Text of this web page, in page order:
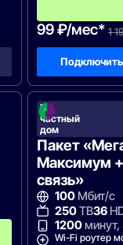
99 ₽/мес* 1
Подключить
Home
В
частный
дом
Пакет
Максимум
связь»
100Мбит/с
250ТВ36
1200минут,
Wi-Fi роутер